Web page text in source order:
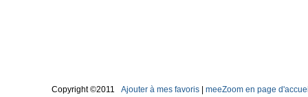
Copyright ©2011 Ajouter à mes favoris meeZoom en page